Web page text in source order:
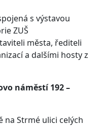
s výstavou
ZUŠ
města, řediteli
a dalšími hosty z
náměstí 192 –
na Strmé ulici celých